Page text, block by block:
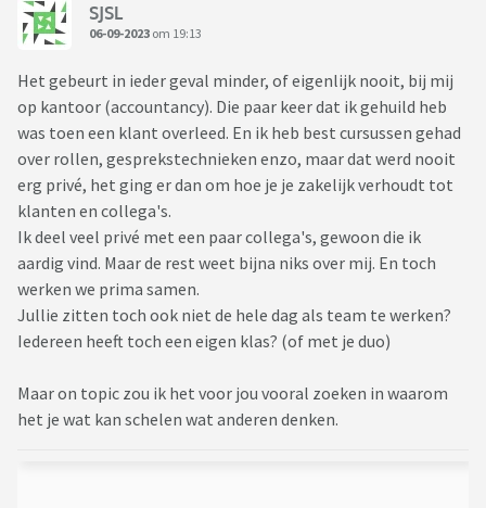
SJSL
06-09-2023 om 19:13
Het gebeurt in ieder geval minder, of eigenlijk nooit, bij mij
op kantoor (accountancy). Die paar keer dat ik gehuild heb
was toen een klant overleed. En ik heb best cursussen gehad
over rollen, gesprekstechnieken enzo, maar dat werd nooit
erg privé, het ging er dan om hoe je je zakelijk verhoudt tot
klanten en collega's.
Ik deel veel privé met een paar collega's, gewoon die ik
aardig vind. Maar de rest weet bijna niks over mij. En toch
werken we prima samen.
Jullie zitten toch ook niet de hele dag als team te werken?
Iedereen heeft toch een eigen klas? (of met je duo)
Maar on topic zou ik het voor jou vooral zoeken in waarom
het je wat kan schelen wat anderen denken.